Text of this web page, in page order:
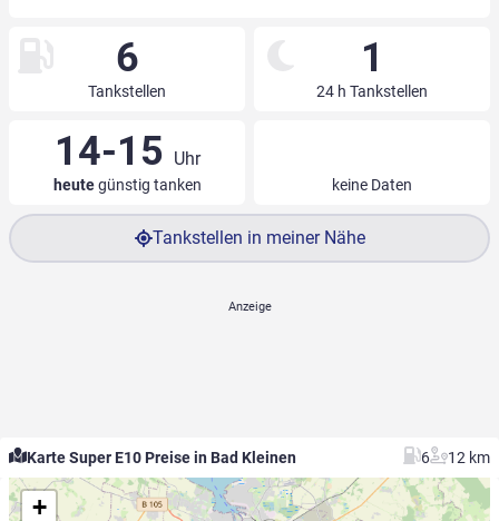
6
Tankstellen
1
24 h Tankstellen
14-15 Uhr
heutegünstig tanken keine Daten
Tankstellen in meiner Nähe
Karte Super E10 Preise in Bad Kleinen 6 12 km
+